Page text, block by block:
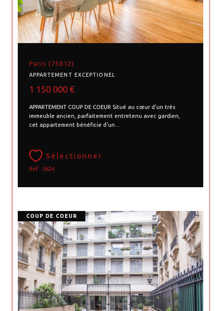
Paris (75012)
APPARTEMENT EXCEPTIONEL
1 150 000 €
APPARTEMENT COUP DE COEUR Situé au cœur d’un très
immeuble ancien, parfaitement entretenu avec gardien,
cet appartement bénéficie d’un...
Sélectionner
Réf : 5624
COUP DE COEUR